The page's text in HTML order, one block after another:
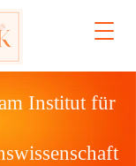
Institut für